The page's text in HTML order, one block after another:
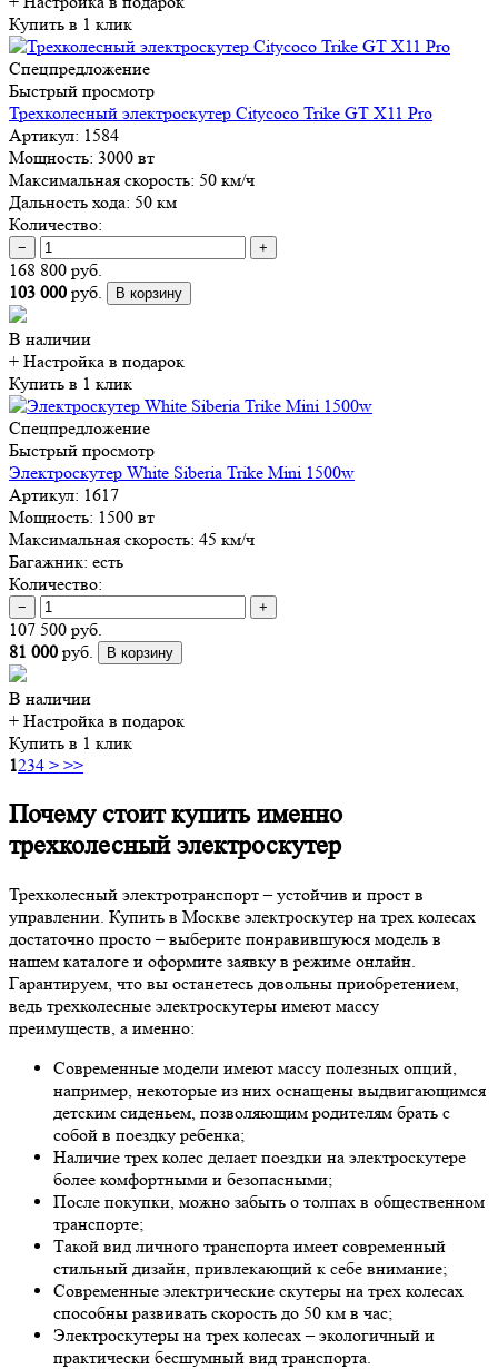
Купить в 1 клик
Спецпредложение
Быстрый просмотр
Трехколесный электроскутер Citycoco Trike GT X11 Pro
Артикул: 1584
Мощность: 3000 вт
Максимальная скорость: 50 км/ч
Дальность хода: 50 км
Количество:
− +
168 800 руб.
103 000 руб. В корзину
В наличии
+ Настройка в подарок
Купить в 1 клик
Спецпредложение
Быстрый просмотр
Электроскутер White Siberia Trike Mini 1500w
Артикул: 1617
Мощность: 1500 вт
Максимальная скорость: 45 км/ч
Багажник: есть
Количество:
− +
107 500 руб.
81 000 руб. В корзину
В наличии
+ Настройка в подарок
Купить в 1 клик
1234 > >>
Почему стоит купить именно
трехколесный электроскутер
Трехколесный электротранспорт – устойчив и прост в
управлении. Купить в Москве электроскутер на трех колесах
достаточно просто – выберите понравившуюся модель в
нашем каталоге и оформите заявку в режиме онлайн.
Гарантируем, что вы останетесь довольны приобретением,
ведь трехколесные электроскутеры имеют массу
преимуществ, а именно:
Современные модели имеют массу полезных опций,
например, некоторые из них оснащены выдвигающимся
детским сиденьем, позволяющим родителям брать с
собой в поездку ребенка;
Наличие трех колес делает поездки на электроскутере
более комфортными и безопасными;
После покупки, можно забыть о толпах в общественном
транспорте;
Такой вид личного транспорта имеет современный
стильный дизайн, привлекающий к себе внимание;
Современные электрические скутеры на трех колесах
способны развивать скорость до 50 км в час;
Электроскутеры на трех колесах – экологичный и
практически бесшумный вид транспорта.